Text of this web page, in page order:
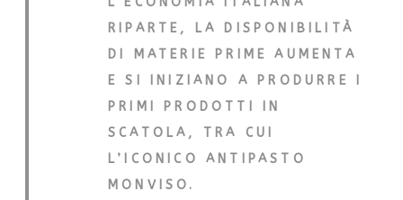
RIPARTE, LA DISPONIBILITÀ
DI MATERIE PRIME AUMENTA
E SI INIZIANO A PRODURRE I
PRIMI PRODOTTI IN
SCATOLA, TRA CUI
L’ICONICO ANTIPASTO
MONVISO.